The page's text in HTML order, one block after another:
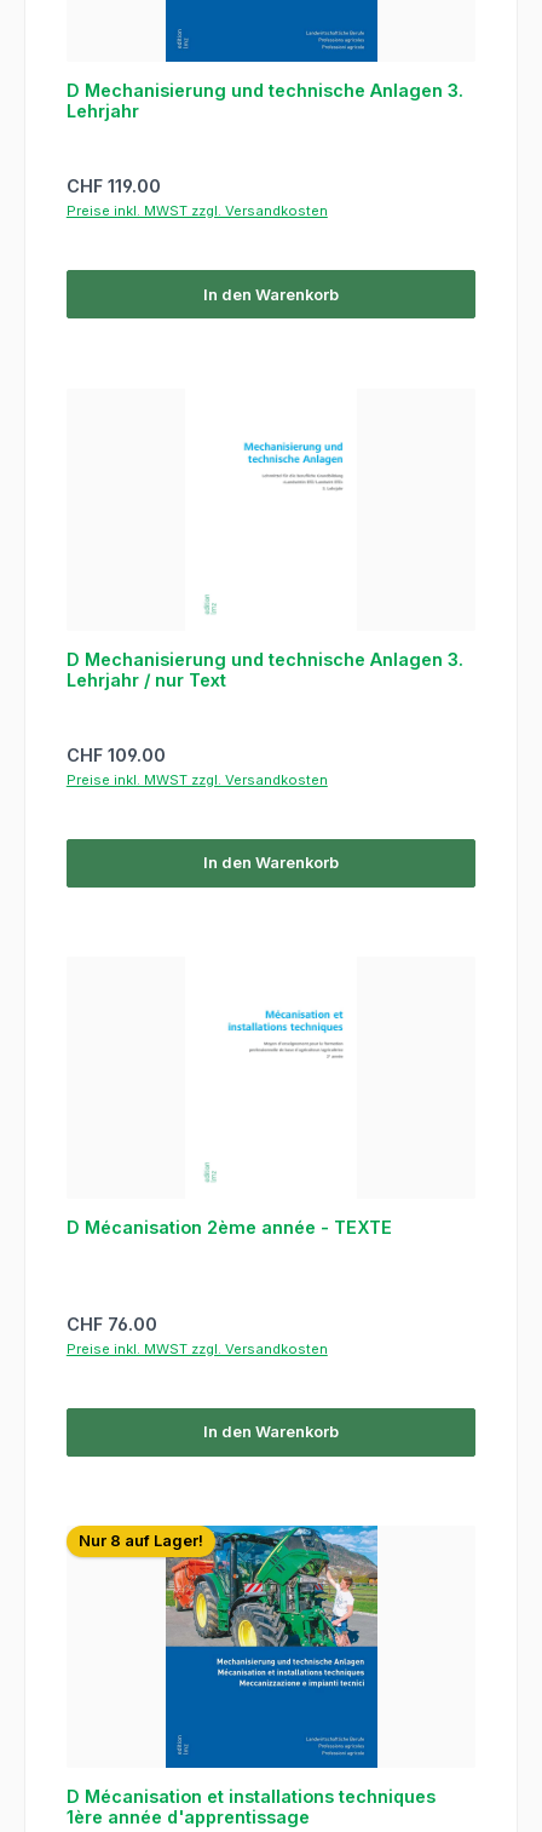
D Mechanisierung und technische Anlagen 3.
Lehrjahr
Regulärer Preis:
CHF 119.00
Preise inkl. MWST zzgl. Versandkosten
In den Warenkorb
D Mechanisierung und technische Anlagen 3.
Lehrjahr / nur Text
Regulärer Preis:
CHF 109.00
Preise inkl. MWST zzgl. Versandkosten
In den Warenkorb
D Mécanisation 2ème année - TEXTE
Regulärer Preis:
CHF 76.00
Preise inkl. MWST zzgl. Versandkosten
In den Warenkorb
Nur 8 auf Lager!
D Mécanisation et installations techniques
1ère année d'apprentissage